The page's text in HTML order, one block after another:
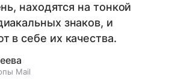
находятся на тонкой
знаков, и
в себе их качества.
Mail